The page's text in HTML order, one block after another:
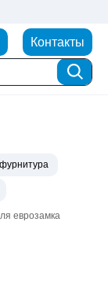
Контакты
еврозамка